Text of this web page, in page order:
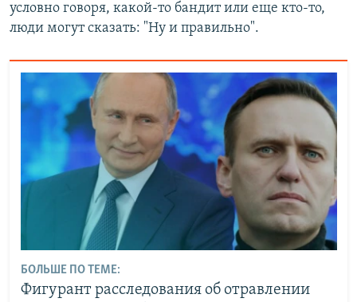
условно говоря, какой-то бандит или еще кто-то,
люди могут сказать: "Ну и правильно".
БОЛЬШЕ ПО ТЕМЕ:
Фигурант расследования об отравлении